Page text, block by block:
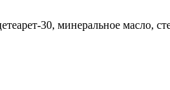
30, минеральное масло,